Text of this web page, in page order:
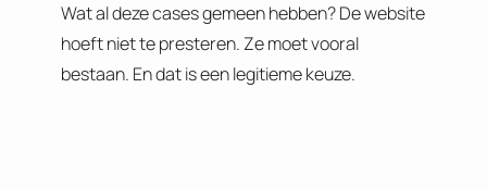
Wat al deze cases gemeen hebben? De website
hoeft niet te presteren. Ze moet vooral
bestaan. En dat is een legitieme keuze.